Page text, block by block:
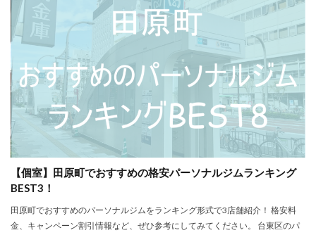
【個室】田原町でおすすめの格安パーソナルジムランキング
BEST3！
田原町でおすすめのパーソナルジムをランキング形式で3店舗紹介！ 格安料
金、キャンペーン割引情報など、ぜひ参考にしてみてください。 台東区のパ